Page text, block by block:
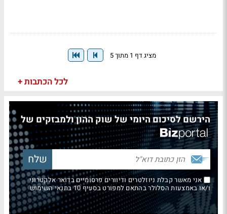
מציג דף 1 מתוך 5
לכל הכתבות +
הירשם לסיכום היומי של שוק ההון ולמבזקים של
אני מאשר קבלת ניוזלטרים ודיוורים פרסומיים בדואר אלקטרוני
ו/או באמצעות הסלולר בהתאם למפורט בסעיף 10 בתנאי השימוש